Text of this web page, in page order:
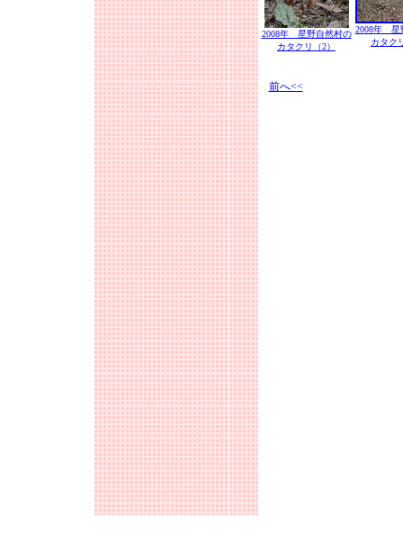
2008年 星野自然村の
カタクリ（2）
2008年 星
カタク
前へ<<